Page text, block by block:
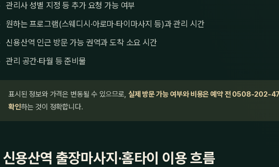
관리사 성별 지정 등 추가 요청 가능 여부
원하는 프로그램(스웨디시·아로마·타이마사지 등)과 관리 시간
신용산역 인근 방문 가능 권역과 도착 소요 시간
관리 공간·타월 등 준비물
표시된 정보와 가격은 변동될 수 있으므로, 실제 방문 가능 여부와 비용은 예약 전 0508-202-
확인하는 것이 정확합니다.
신용산역 출장마사지·홈타이 이용 흐름